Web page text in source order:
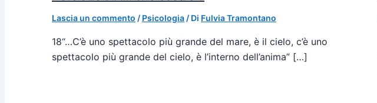
Lascia un commento / Psicologia / Di Fulvia Tramontano
18“…C’è uno spettacolo più grande del mare, è il cielo, c’è uno
spettacolo più grande del cielo, è l’interno dell’anima” […]